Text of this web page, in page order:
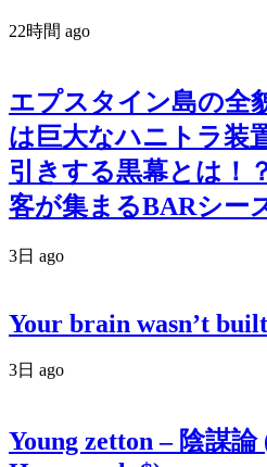
22時間 ago
エプスタイン島の全
は巨大なハニトラ装
引きする黒幕とは！
客が集まるBARシー
3日 ago
Your brain wasn’t
3日 ago
Young zetton – 陰謀論